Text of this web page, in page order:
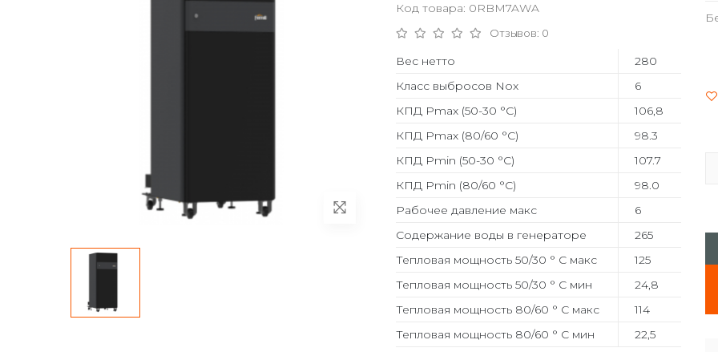
Код товара: 0RBM7AWA
Отзывов: 0
Вес нетто
280
Класс выбросов Nox
6
КПД Pmax (50-30 °C)
106,8
КПД Pmax (80/60 °C)
98.3
КПД Pmin (50-30 °C)
107.7
КПД Pmin (80/60 °C)
98.0
Рабочее давление макс
6
Содержание воды в генераторе
265
Тепловая мощность 50/30 ° C макс
125
Тепловая мощность 50/30 ° C мин
24,8
Тепловая мощность 80/60 ° C макс
114
Тепловая мощность 80/60 ° C мин
22,5